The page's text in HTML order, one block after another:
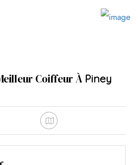
Coiffeur À Piney